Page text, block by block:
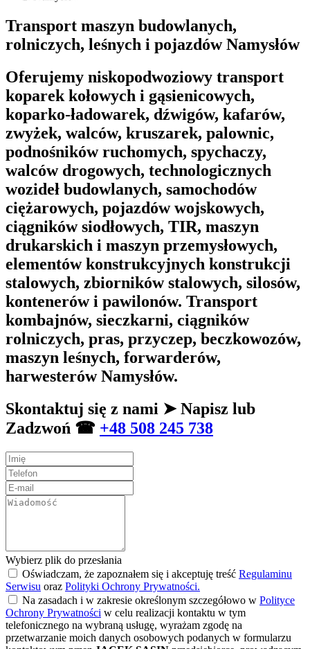
Transport maszyn budowlanych,
rolniczych, leśnych i pojazdów Namysłów
Oferujemy niskopodwoziowy transport
koparek kołowych i gąsienicowych,
koparko-ładowarek, dźwigów, kafarów,
zwyżek, walców, kruszarek, palownic,
podnośników ruchomych, spychaczy,
walców drogowych, technologicznych
wozideł budowlanych, samochodów
ciężarowych, pojazdów wojskowych,
ciągników siodłowych, TIR, maszyn
drukarskich i maszyn przemysłowych,
elementów konstrukcyjnych konstrukcji
stalowych, zbiorników stalowych, silosów,
kontenerów i pawilonów. Transport
kombajnów, sieczkarni, ciągników
rolniczych, pras, przyczep, beczkowozów,
maszyn leśnych, forwarderów,
harwesterów Namysłów.
Skontaktuj się z nami ➤ Napisz lub
Zadzwoń ☎ +48 508 245 738
Wybierz plik do przesłania
Oświadczam, że zapoznałem się i akceptuję treść Regulaminu
Serwisu oraz Polityki Ochrony Prywatności.
Na zasadach i w zakresie określonym szczegółowo w Polityce
Ochrony Prywatności w celu realizacji kontaktu w tym
telefonicznego na wybraną usługę, wyrażam zgodę na
przetwarzanie moich danych osobowych podanych w formularzu